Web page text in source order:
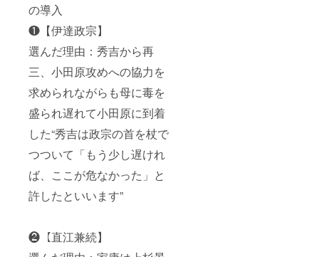
の導入
❶【伊達政宗】
選んだ理由：秀吉から再
三、小田原攻めへの協力を
求められながらも母に毒を
盛られ遅れて小田原に到着
した“秀吉は政宗の首を杖で
つついて「もう少し遅けれ
ば、ここが危なかった」と
許したといいます”
❷【直江兼続】